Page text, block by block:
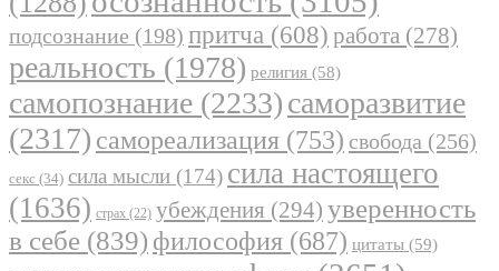
подсознание (198) притча (608) работа (278)
реальность (1978) религия (58)
самопознание (2233)саморазвитие
(2317) самореализация (753) свобода (256)
секс (34) сила мысли (174) сила настоящего
(1636) страх (22) убеждения (294) уверенность
в себе (839) философия (687) цитаты (59)